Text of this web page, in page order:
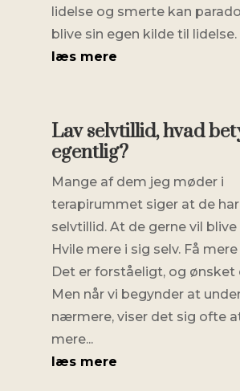
lidelse og smerte kan
blive sin egen kilde til lidelse.
læs mere
Lav selvtillid, hvad
egentlig?
Mange af dem jeg møder i
terapirummet siger at de
selvtillid. At de gerne vil
Hvile mere i sig selv. Få
Det er forståeligt, og
Men når vi begynder at
nærmere, viser det sig ofte
mere...
læs mere